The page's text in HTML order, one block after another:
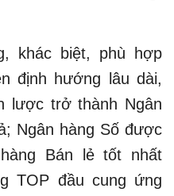
khác biệt, phù hợp
định hướng lâu dài,
lược trở thành Ngân
Ngân hàng Số được
Bán lẻ tốt nhất
TOP đầu cung ứng